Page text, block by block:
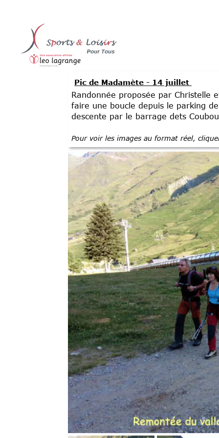
Pic de Madamète - 14 juillet
Randonnée proposée par
faire une boucle depuis le parking
descente par le barrage dets
Pour voir les images au format réel,